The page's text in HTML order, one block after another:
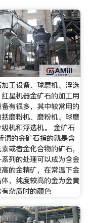
工设备、球磨机、浮选
星机器金矿石的加工用
有很多，其中较常用的
磨粉机、磨粉机、球磨
机和浮选机。 金矿石
谓的金矿石指的就是含
或者金化合物的矿石，
列的处理可以成为含金
的金精矿，在常温下金
，纯度较高的金为金黄
杂质时的颜色